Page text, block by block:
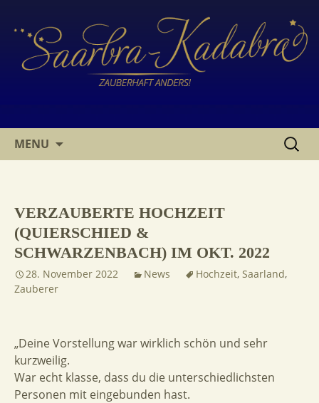
MENU
NACH:
VERZAUBERTE HOCHZEIT
(QUIERSCHIED &
SCHWARZENBACH) IM OKT. 2022
28. November 2022 News Hochzeit, Saarland,
Zauberer
„Deine Vorstellung war wirklich schön und sehr
kurzweilig.
War echt klasse, dass du die unterschiedlichsten
Personen mit eingebunden hast.